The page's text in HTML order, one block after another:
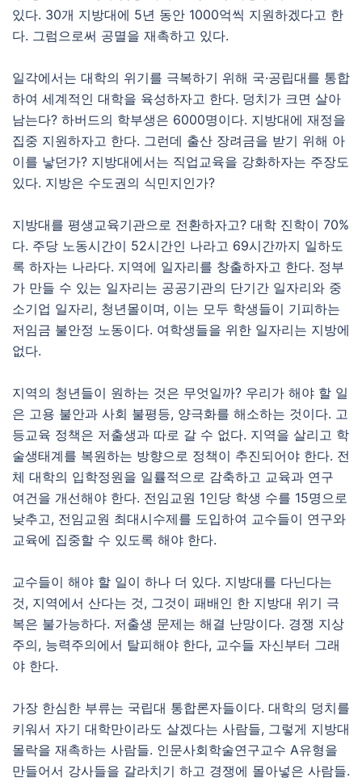
있다. 30개 지방대에 5년 동안 1000억씩 지원하겠다고 한
다. 그럼으로써 공멸을 재촉하고 있다.
일각에서는 대학의 위기를 극복하기 위해 국·공립대를 통합
하여 세계적인 대학을 육성하자고 한다. 덩치가 크면 살아
남는다? 하버드의 학부생은 6000명이다. 지방대에 재정을
집중 지원하자고 한다. 그런데 출산 장려금을 받기 위해 아
이를 낳던가? 지방대에서는 직업교육을 강화하자는 주장도
있다. 지방은 수도권의 식민지인가?
지방대를 평생교육기관으로 전환하자고? 대학 진학이 70%
다. 주당 노동시간이 52시간인 나라고 69시간까지 일하도
록 하자는 나라다. 지역에 일자리를 창출하자고 한다. 정부
가 만들 수 있는 일자리는 공공기관의 단기간 일자리와 중
소기업 일자리, 청년몰이며, 이는 모두 학생들이 기피하는
저임금 불안정 노동이다. 여학생들을 위한 일자리는 지방에
없다.
지역의 청년들이 원하는 것은 무엇일까? 우리가 해야 할 일
은 고용 불안과 사회 불평등, 양극화를 해소하는 것이다. 고
등교육 정책은 저출생과 따로 갈 수 없다. 지역을 살리고 학
술생태계를 복원하는 방향으로 정책이 추진되어야 한다. 전
체 대학의 입학정원을 일률적으로 감축하고 교육과 연구
여건을 개선해야 한다. 전임교원 1인당 학생 수를 15명으로
낮추고, 전임교원 최대시수제를 도입하여 교수들이 연구와
교육에 집중할 수 있도록 해야 한다.
교수들이 해야 할 일이 하나 더 있다. 지방대를 다닌다는
것, 지역에서 산다는 것, 그것이 패배인 한 지방대 위기 극
복은 불가능하다. 저출생 문제는 해결 난망이다. 경쟁 지상
주의, 능력주의에서 탈피해야 한다, 교수들 자신부터 그래
야 한다.
가장 한심한 부류는 국립대 통합론자들이다. 대학의 덩치를
키워서 자기 대학만이라도 살겠다는 사람들, 그렇게 지방대
몰락을 재촉하는 사람들. 인문사회학술연구교수 A유형을
만들어서 강사들을 갈라치기 하고 경쟁에 몰아넣은 사람들.